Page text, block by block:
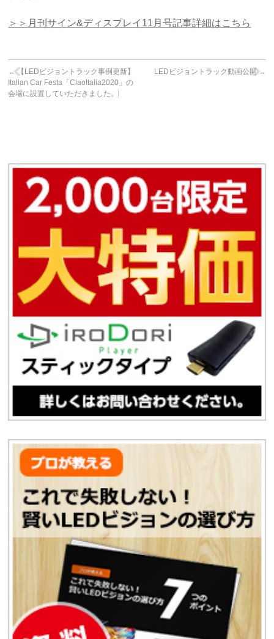
＞＞月刊サイン&ディスプレイ11月号記事詳細はこちら
←【LEDビジョントラック事例更新】
Italian Car Festa「CiaoItalia2020」の
会場に設置していただきました。
LEDビジョントラック動画公開→